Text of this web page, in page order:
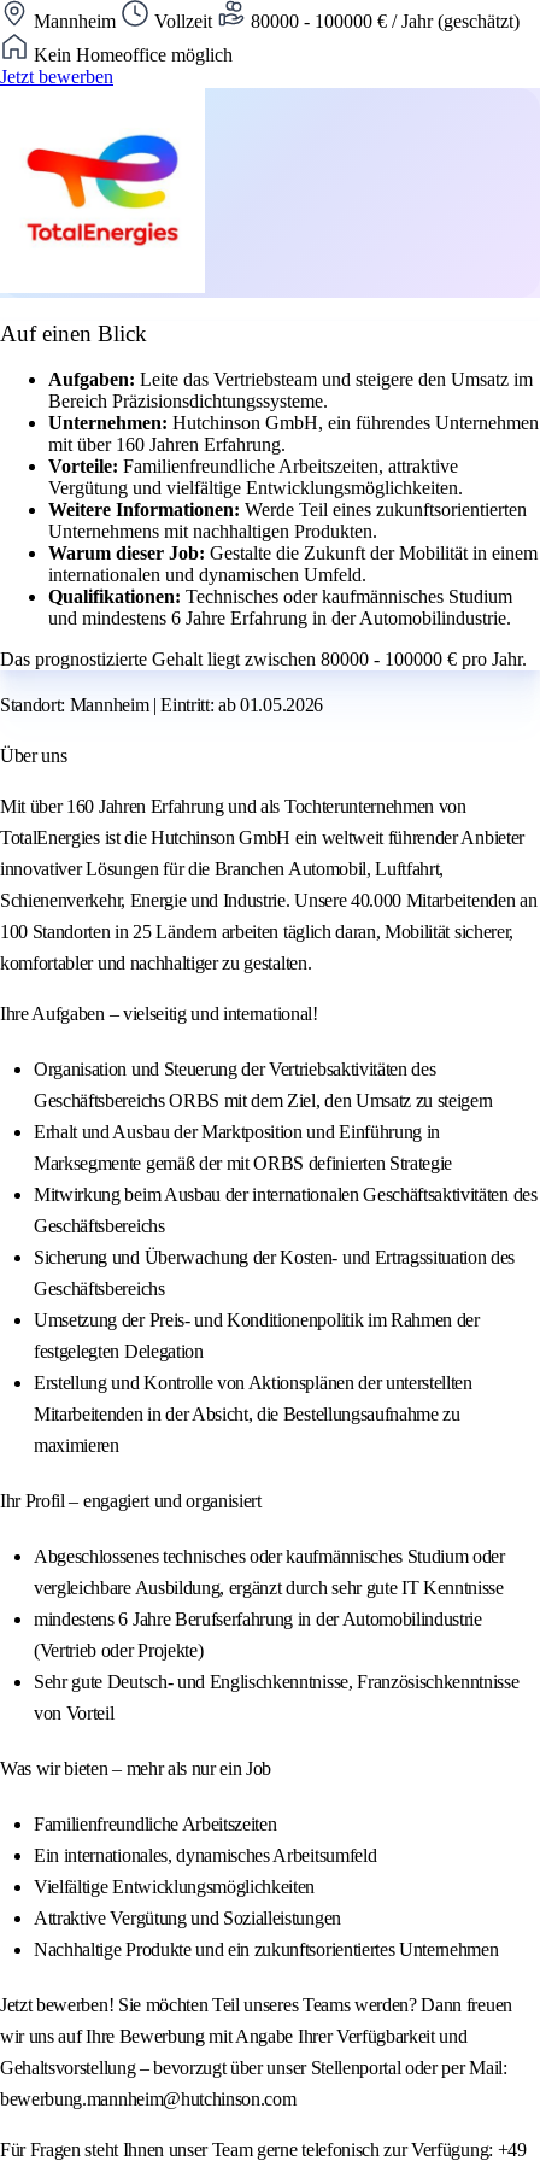
Mannheim Vollzeit
80000 - 100000 € / Jahr (geschätzt)
Kein Homeoffice möglich
Jetzt bewerben
Auf einen Blick
Aufgaben: Leite das Vertriebsteam und steigere den Umsatz im
Bereich Präzisionsdichtungssysteme.
Unternehmen: Hutchinson GmbH, ein führendes Unternehmen
mit über 160 Jahren Erfahrung.
Vorteile: Familienfreundliche Arbeitszeiten, attraktive
Vergütung und vielfältige Entwicklungsmöglichkeiten.
Weitere Informationen: Werde Teil eines zukunftsorientierten
Unternehmens mit nachhaltigen Produkten.
Warum dieser Job: Gestalte die Zukunft der Mobilität in einem
internationalen und dynamischen Umfeld.
Qualifikationen: Technisches oder kaufmännisches Studium
und mindestens 6 Jahre Erfahrung in der Automobilindustrie.
Das prognostizierte Gehalt liegt zwischen 80000 - 100000 € pro Jahr.
Standort: Mannheim | Eintritt: ab 01.05.2026
Über uns
Mit über 160 Jahren Erfahrung und als Tochterunternehmen von
TotalEnergies ist die Hutchinson GmbH ein weltweit führender Anbieter
innovativer Lösungen für die Branchen Automobil, Luftfahrt,
Schienenverkehr, Energie und Industrie. Unsere 40.000 Mitarbeitenden an
100 Standorten in 25 Ländern arbeiten täglich daran, Mobilität sicherer,
komfortabler und nachhaltiger zu gestalten.
Ihre Aufgaben – vielseitig und international!
Organisation und Steuerung der Vertriebsaktivitäten des
Geschäftsbereichs ORBS mit dem Ziel, den Umsatz zu steigern
Erhalt und Ausbau der Marktposition und Einführung in
Marksegmente gemäß der mit ORBS definierten Strategie
Mitwirkung beim Ausbau der internationalen Geschäftsaktivitäten des
Geschäftsbereichs
Sicherung und Überwachung der Kosten- und Ertragssituation des
Geschäftsbereichs
Umsetzung der Preis- und Konditionenpolitik im Rahmen der
festgelegten Delegation
Erstellung und Kontrolle von Aktionsplänen der unterstellten
Mitarbeitenden in der Absicht, die Bestellungsaufnahme zu
maximieren
Ihr Profil – engagiert und organisiert
Abgeschlossenes technisches oder kaufmännisches Studium oder
vergleichbare Ausbildung, ergänzt durch sehr gute IT Kenntnisse
mindestens 6 Jahre Berufserfahrung in der Automobilindustrie
(Vertrieb oder Projekte)
Sehr gute Deutsch- und Englischkenntnisse, Französischkenntnisse
von Vorteil
Was wir bieten – mehr als nur ein Job
Familienfreundliche Arbeitszeiten
Ein internationales, dynamisches Arbeitsumfeld
Vielfältige Entwicklungsmöglichkeiten
Attraktive Vergütung und Sozialleistungen
Nachhaltige Produkte und ein zukunftsorientiertes Unternehmen
Jetzt bewerben! Sie möchten Teil unseres Teams werden? Dann freuen
wir uns auf Ihre Bewerbung mit Angabe Ihrer Verfügbarkeit und
Gehaltsvorstellung – bevorzugt über unser Stellenportal oder per Mail:
bewerbung.mannheim@hutchinson.com
Für Fragen steht Ihnen unser Team gerne telefonisch zur Verfügung: +49